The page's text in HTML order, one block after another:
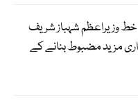
وزیراعظم شہباز شریف
مزید مضبوط بنانے کے